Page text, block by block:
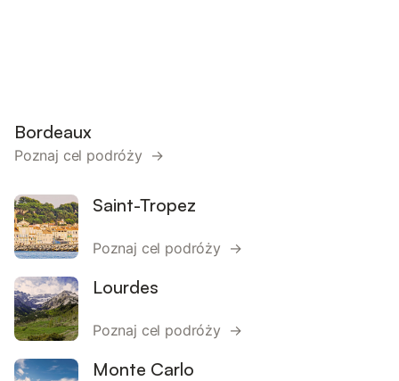
Bordeaux
Poznaj cel podróży →
Saint-Tropez
Poznaj cel podróży →
Lourdes
Poznaj cel podróży →
Monte Carlo